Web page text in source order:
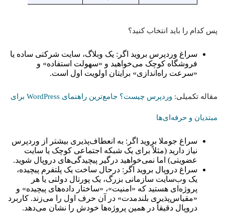
پس کدام را باید انتخاب کنید؟
سراغ وردپرس بروید اگر: یک وبلاگ، سایت شرکتی ساده یا
فروشگاه کوچک می‌خواهید و «سهولت استفاده» و
«سرعت راه‌اندازی» برایتان اولویت اول است.
مقاله تکمیلی: وردپرس چیست؟ جامع‌ترین راهنمای WordPress برای
مبتدیان و حرفه‌ای‌ها
سراغ جوملا بروید اگر: به انعطاف‌پذیری بیشتر از وردپرس
نیاز دارید (مثلاً برای یک شبکه اجتماعی کوچک یا سایت
عضویتی) اما نمی‌خواهید درگیر پیچیدگی‌های دروپال شوید.
سراغ دروپال بروید اگر: درحال ساخت یک پلتفرم پیچیده،
یک وب‌سایت سازمانی بزرگ، یک پورتال دولتی یا هر
پروژه‌ای هستید که «امنیت»، «ساختار داده‌های پیچیده» و
«مقیاس‌پذیری بلندمدت» در آن حرف اول را می‌زند. کاربرد
دروپال دقیقاً در همین پروژه‌ها خودش را نشان می‌دهد.